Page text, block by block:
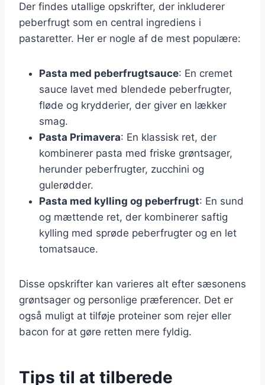
Der findes utallige opskrifter, der inkluderer
peberfrugt som en central ingrediens i
pastaretter. Her er nogle af de mest populære:
Pasta med peberfrugtsauce: En cremet
sauce lavet med blendede peberfrugter,
fløde og krydderier, der giver en lækker
smag.
Pasta Primavera: En klassisk ret, der
kombinerer pasta med friske grøntsager,
herunder peberfrugter, zucchini og
gulerødder.
Pasta med kylling og peberfrugt: En sund
og mættende ret, der kombinerer saftig
kylling med sprøde peberfrugter og en let
tomatsauce.
Disse opskrifter kan varieres alt efter sæsonens
grøntsager og personlige præferencer. Det er
også muligt at tilføje proteiner som rejer eller
bacon for at gøre retten mere fyldig.
Tips til at tilberede